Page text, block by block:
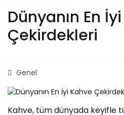
Dünyanın En
Çekirdekleri
Genel
Kahve, tüm dünyada keyifle